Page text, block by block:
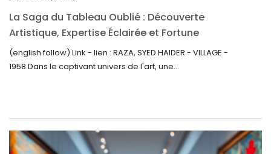
janvier 2021
décembre 2020
novembre 2020
septembre 2020
juillet 2020
La Saga du Tableau Oublié : Découverte
Artistique, Expertise Éclairée et Fortune
Inattendue
(english follow) Link - lien : RAZA, SYED HAIDER - VILLAGE -
1958 Dans le captivant univers de l'art, une...